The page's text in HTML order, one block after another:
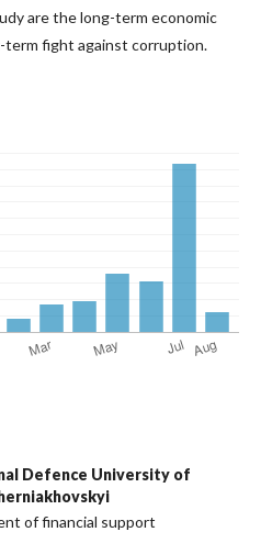
are the long-term economic
term fight against corruption.
Defence University of
of financial support